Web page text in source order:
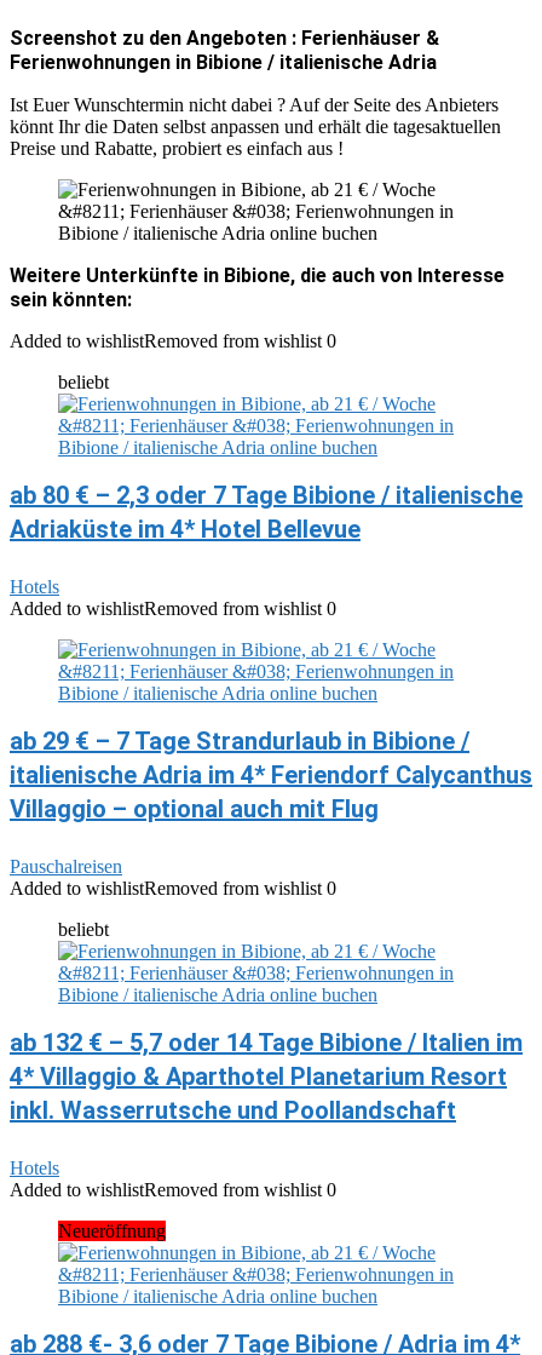
Screenshot zu den Angeboten : Ferienhäuser &
Ferienwohnungen in Bibione / italienische Adria
Ist Euer Wunschtermin nicht dabei ? Auf der Seite des Anbieters
könnt Ihr die Daten selbst anpassen und erhält die tagesaktuellen
Preise und Rabatte, probiert es einfach aus !
Weitere Unterkünfte in Bibione, die auch von Interesse
sein könnten:
Added to wishlistRemoved from wishlist 0
beliebt
ab 80 € – 2,3 oder 7 Tage Bibione / italienische
Adriaküste im 4* Hotel Bellevue
Hotels
Added to wishlistRemoved from wishlist 0
ab 29 € – 7 Tage Strandurlaub in Bibione /
italienische Adria im 4* Feriendorf Calycanthus
Villaggio – optional auch mit Flug
Pauschalreisen
Added to wishlistRemoved from wishlist 0
beliebt
ab 132 € – 5,7 oder 14 Tage Bibione / Italien im
4* Villaggio & Aparthotel Planetarium Resort
inkl. Wasserrutsche und Poollandschaft
Hotels
Added to wishlistRemoved from wishlist 0
Neueröffnung
ab 288 €- 3,6 oder 7 Tage Bibione / Adria im 4*